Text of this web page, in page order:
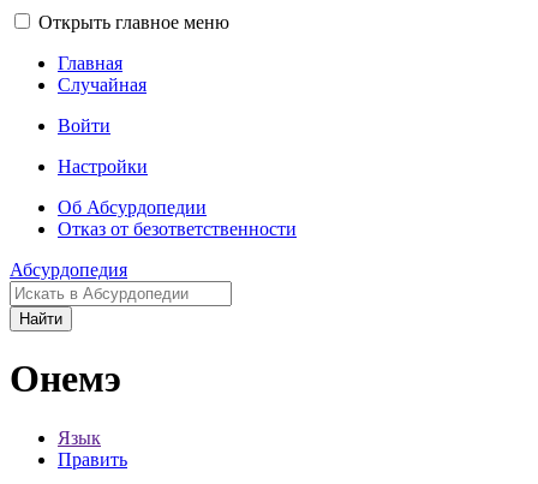
Открыть главное меню
Главная
Случайная
Войти
Настройки
Об Абсурдопедии
Отказ от безответственности
Абсурдопедия
Найти
Онемэ
Язык
Править